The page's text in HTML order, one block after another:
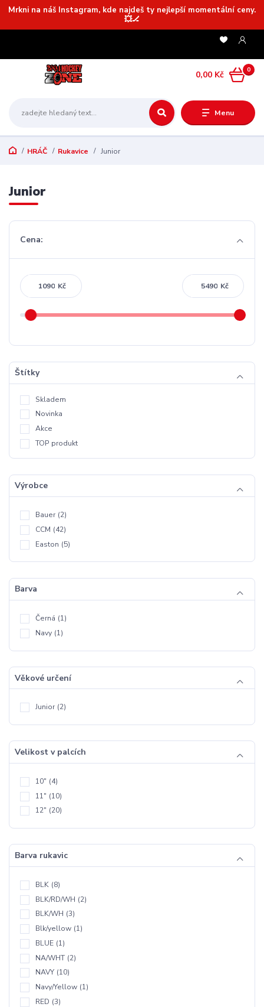
Mrkni na náš Instagram, kde najdeš ty nejlepší momentální ceny.
💥🏒
Menu
0
0,00 Kč
HRÁČ Rukavice Junior
Junior
Cena:
Kč Kč
Štítky
Skladem
Novinka
Akce
TOP produkt
Výrobce
Bauer (2)
CCM (42)
Easton (5)
Barva
Černá (1)
Navy (1)
Věkové určení
Junior (2)
Velikost v palcích
10" (4)
11" (10)
12" (20)
Barva rukavic
BLK (8)
BLK/RD/WH (2)
BLK/WH (3)
Blk/yellow (1)
BLUE (1)
NA/WHT (2)
NAVY (10)
Navy/Yellow (1)
RED (3)